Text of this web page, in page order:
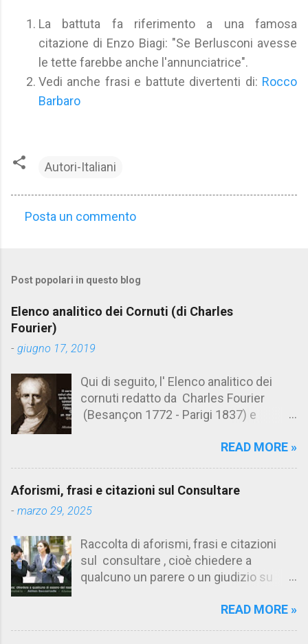
La battuta fa riferimento a una famosa
citazione di Enzo Biagi: "Se Berlusconi avesse
le tette farebbe anche l'annunciatrice".
Vedi anche frasi e battute divertenti di: Rocco
Barbaro
Autori-Italiani
m
e
n
t
Posta un commento
Post popolari in questo blog
Elenco analitico dei Cornuti (di Charles
Fourier)
- giugno 17, 2019
Qui di seguito, l' Elenco analitico dei
cornuti redatto da Charles Fourier
(Besançon 1772 - Parigi 1837) e
Aforismario trovi anche una raccolta di
cornuto pretenzioso: colui che ritiene
sua moglie tanto fortunata, per averlo
ammettere l'idea del tradimento. Ciò lo
rende un marito assai comodo.
(Charles Fourier) Elenco analitico dei
ca. 1808 (postumo 1856) Traduzione
italiana da Il Borghese - Volume 29,
READ MORE »
Aforismi, frasi e citazioni sul Consultare
- marzo 29, 2025
Raccolta di aforismi, frasi e citazioni
sul consultare , cioè chiedere a
qualcuno un parere o un giudizio su
fanno riferimento anche allaREAD MORE »